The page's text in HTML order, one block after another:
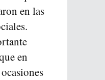
en las
en